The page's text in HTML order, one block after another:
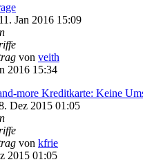
Jan 2016 15:09
von veith
2016 15:34
more Kreditkarte: Keine
Dez 2015 01:05
von kfrie
2015 01:05